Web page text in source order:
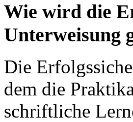
Wie wird die
Unterweisung
Die
dem die
schriftliche